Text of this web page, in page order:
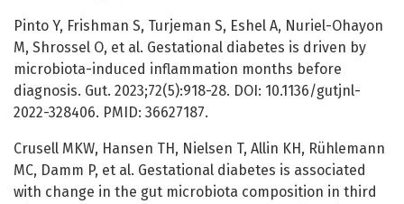
Pinto Y, Frishman S, Turjeman S, Eshel A, Nuriel-Ohayon
M, Shrossel O, et al. Gestational diabetes is driven by
microbiota-induced inflammation months before
diagnosis. Gut. 2023;72(5):918-28. DOI: 10.1136/gutjnl-
2022-328406. PMID: 36627187.
Crusell MKW, Hansen TH, Nielsen T, Allin KH, Rühlemann
MC, Damm P, et al. Gestational diabetes is associated
with change in the gut microbiota composition in third